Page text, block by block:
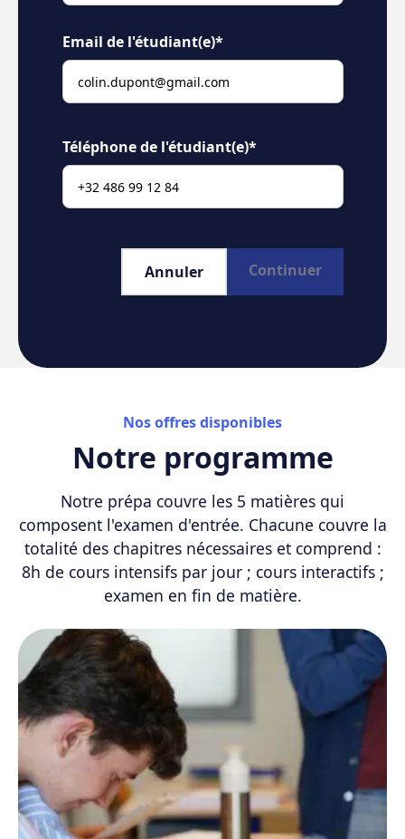
Email de l'étudiant(e)*
Téléphone de l'étudiant(e)*
Annuler Continuer
Nos offres disponibles
Notre programme
Notre prépa couvre les 5 matières qui
composent l'examen d'entrée. Chacune couvre la
totalité des chapitres nécessaires et comprend :
8h de cours intensifs par jour ; cours interactifs ;
examen en fin de matière.